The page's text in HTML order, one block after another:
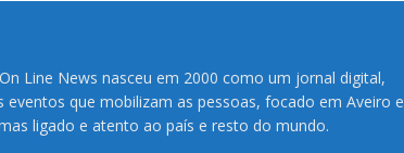
Line News nasceu em 2000 como um jornal digital,
eventos que mobilizam as pessoas, focado em Aveiro e
ligado e atento ao país e resto do mundo.